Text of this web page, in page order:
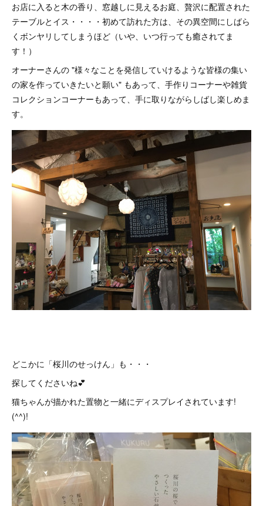
お店に入ると木の香り、窓越しに見えるお庭、贅沢に配置された
テーブルとイス・・・・初めて訪れた方は、その異空間にしばら
くボンヤリしてしまうほど（いや、いつ行っても癒されてま
す！）
オーナーさんの "様々なことを発信していけるような皆様の集い
の家を作っていきたいと願い" もあって、手作りコーナーや雑貨
コレクションコーナーもあって、手に取りながらしばし楽しめま
す。
どこかに「桜川のせっけん」も・・・
探してくださいね💕
猫ちゃんが描かれた置物と一緒にディスプレイされています!
(^^)!